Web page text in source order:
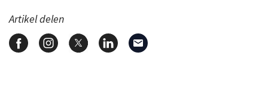
Artikel delen